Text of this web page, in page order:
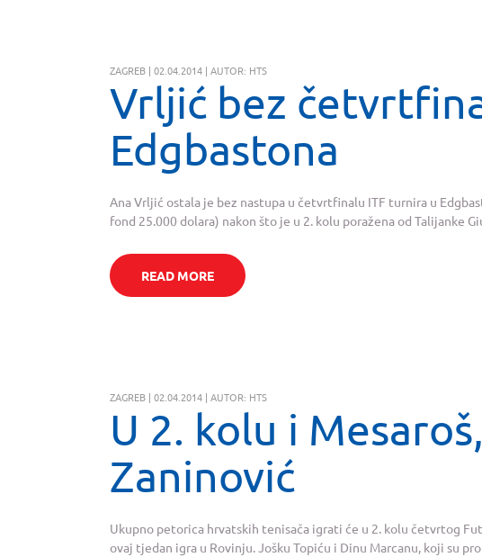
ZAGREB | 02.04.2014 | AUTOR: HTS
Vrljić bez
Edgbastona
Ana Vrljić ostala je bez nastupa u četvrtfinalu ITF turnira u
fond 25.000 dolara) nakon što je u 2. kolu poražena od Talijanke
READ MORE
ZAGREB | 02.04.2014 | AUTOR: HTS
U 2. kolu i
Zaninović
Ukupno petorica hrvatskih tenisača igrati će u 2. kolu četvrtog
ovaj tjedan igra u Rovinju. Jošku Topiću i Dinu Marcanu, koji su